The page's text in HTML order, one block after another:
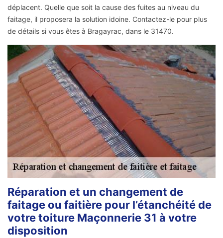
déplacent. Quelle que soit la cause des fuites au niveau du
faitage, il proposera la solution idoine. Contactez-le pour plus
de détails si vous êtes à Bragayrac, dans le 31470.
Réparation et un changement de
faitage ou faitière pour l’étanchéité de
votre toiture Maçonnerie 31 à votre
disposition